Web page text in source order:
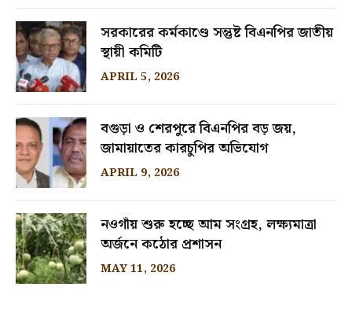
সরকারের কর্মকাণ্ডে সন্তুষ্ট বিএনপির জাতীয়
স্থায়ী কমিটি
APRIL 5, 2026
বগুড়া ও শেরপুরে বিএনপির বড় জয়,
জামায়াতের কারচুপির অভিযোগ
APRIL 9, 2026
নওগাঁয় শুরু হচ্ছে আম সংগ্রহ, লক্ষ্যমাত্রা
অর্জনে কঠোর প্রশাসন
MAY 11, 2026